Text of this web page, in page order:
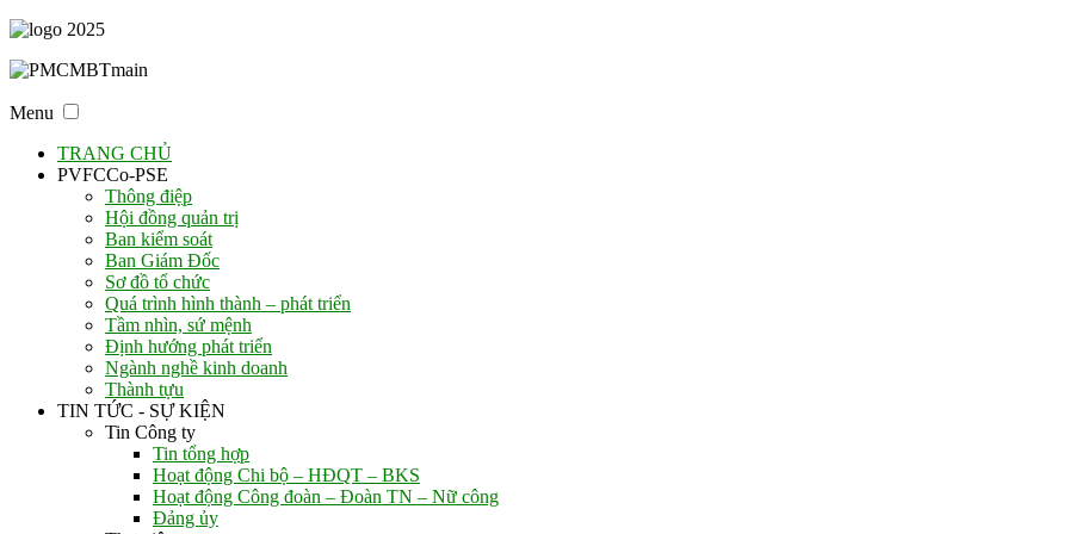
Menu
TRANG CHỦ
PVFCCo-PSE
Thông điệp
Hội đồng quản trị
Ban kiểm soát
Ban Giám Đốc
Sơ đồ tổ chức
Quá trình hình thành – phát triển
Tầm nhìn, sứ mệnh
Định hướng phát triển
Ngành nghề kinh doanh
Thành tựu
TIN TỨC - SỰ KIỆN
Tin Công ty
Tin tổng hợp
Hoạt động Chi bộ – HĐQT – BKS
Hoạt động Công đoàn – Đoàn TN – Nữ công
Đảng ủy